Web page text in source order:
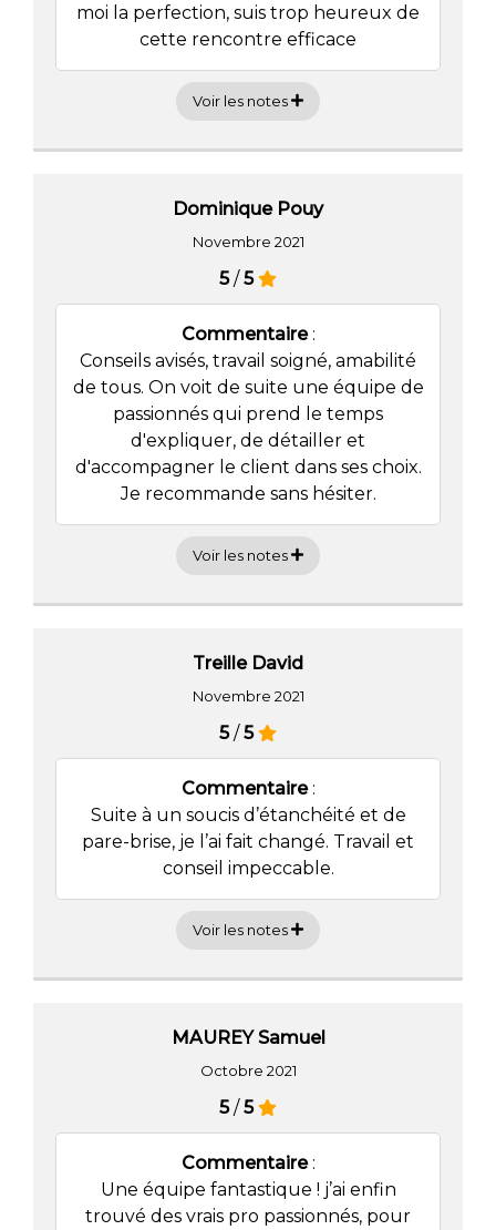
moi la perfection, suis trop heureux de
cette rencontre efficace
Voir les notes
Dominique Pouy
Novembre 2021
5/5
Commentaire:
Conseils avisés, travail soigné, amabilité
de tous. On voit de suite une équipe de
passionnés qui prend le temps
d'expliquer, de détailler et
d'accompagner le client dans ses choix.
Je recommande sans hésiter.
Voir les notes
Treille David
Novembre 2021
5/5
Commentaire:
Suite à un soucis d’étanchéité et de
pare-brise, je l’ai fait changé. Travail et
conseil impeccable.
Voir les notes
MAUREY Samuel
Octobre 2021
5/5
Commentaire:
Une équipe fantastique ! j’ai enfin
trouvé des vrais pro passionnés, pour